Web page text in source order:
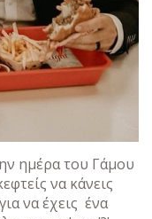
ημέρα του Γάμου
να κάνεις
να έχεις ένα